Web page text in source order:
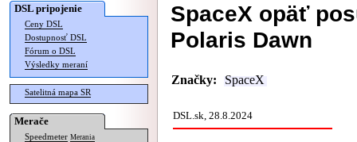
DSL pripojenie
Ceny DSL
Dostupnosť DSL
Fórum o DSL
Výsledky meraní
Satelitná mapa SR
Merače
Speedmeter Merania
SpaceX opäť
Polaris Dawn
Značky: SpaceX
DSL.sk, 28.8.2024